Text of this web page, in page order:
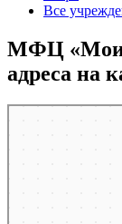
Все
МФЦ «Мои
адреса на